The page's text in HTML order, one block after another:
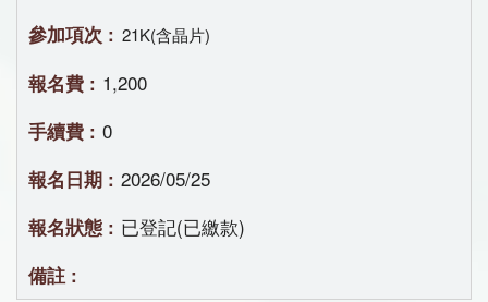
21K(含晶片)
1,200
0
2026/05/25
已登記(已繳款)